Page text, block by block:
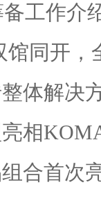
备工作介
馆同开
体解决
相
合首次